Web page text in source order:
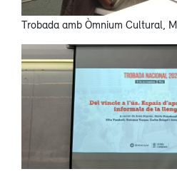
Trobada amb Òmnium Cultural,